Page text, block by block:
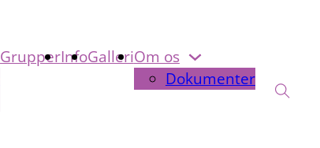
GrupperInfoGalleriOm os
Dokumenter